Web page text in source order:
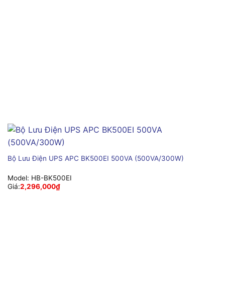
Bộ Lưu Điện UPS APC BK500EI 500VA (500VA/300W)
Model: HB-BK500EI
Giá:2,296,000₫